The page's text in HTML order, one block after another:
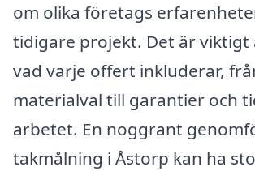
om olika företags
tidigare projekt. Det är viktigt
vad varje offert inkluderar,
materialval till garantier och
arbetet. En noggrant
takmålning i Åstorp kan ha